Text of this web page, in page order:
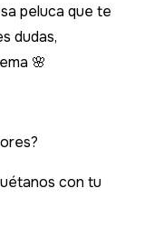
peluca que te
dudas,
🌸
con tu